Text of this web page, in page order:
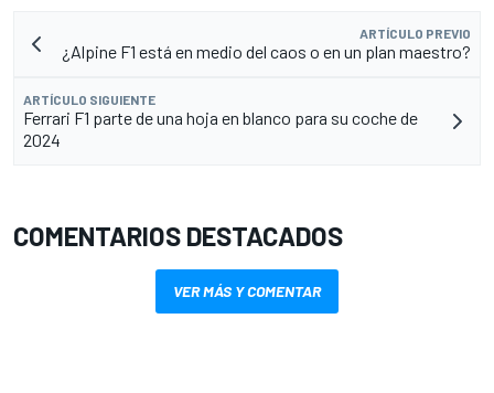
ARTÍCULO PREVIO
¿Alpine F1 está en medio del caos o en un plan maestro?
ARTÍCULO SIGUIENTE
Ferrari F1 parte de una hoja en blanco para su coche de
2024
COMENTARIOS DESTACADOS
VER MÁS Y COMENTAR